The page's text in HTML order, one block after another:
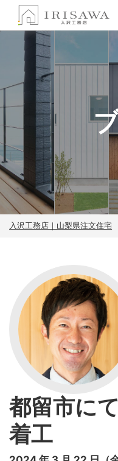
入沢工務店｜山梨県注文住宅
都留市に
着工